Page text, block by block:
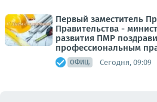
Первый заместитель
Правительства -
развития ПМР
профессиональным
ОФИЦ. Сегодня, 09:09